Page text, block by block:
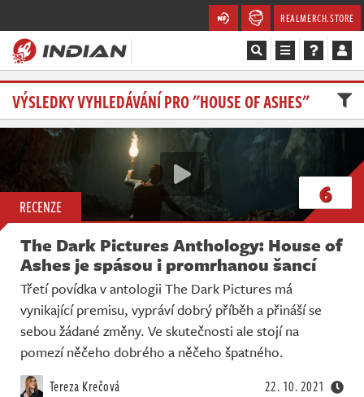
REALMERCH.STORE
Magazín
Recenze
Videa
Soutěže
Databáze
Komunita
Redakce
Živě
VÝSLEDKY VYHLEDÁVÁNÍ PRO "HOUSE OF ASHES"
RECENZE 6
The Dark Pictures Anthology: House of
Ashes je spásou i promrhanou šancí
Třetí povídka v antologii The Dark Pictures má
vynikající premisu, vypráví dobrý příběh a přináší se
sebou žádané změny. Ve skutečnosti ale stojí na
pomezí něčeho dobrého a něčeho špatného.
Tereza Krečová 22. 10. 2021